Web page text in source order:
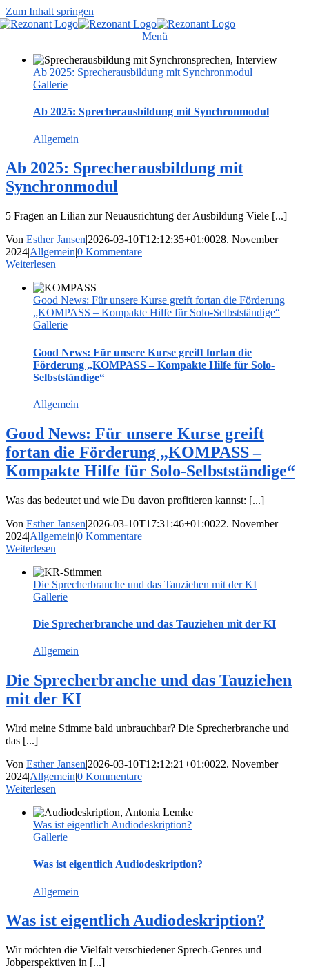
Zum Inhalt springen
Menü
Ab 2025: Sprecherausbildung mit Synchronmodul
Gallerie
Ab 2025: Sprecherausbildung mit Synchronmodul
Allgemein
Ab 2025: Sprecherausbildung mit
Synchronmodul
5 Fragen an Lilian zur Neuausrichtung der Ausbildung Viele [...]
Von Esther Jansen|2026-03-10T12:12:35+01:0028. November
2024|Allgemein|0 Kommentare
Weiterlesen
Good News: Für unsere Kurse greift fortan die Förderung
„KOMPASS – Kompakte Hilfe für Solo-Selbstständige“
Gallerie
Good News: Für unsere Kurse greift fortan die
Förderung „KOMPASS – Kompakte Hilfe für Solo-
Selbstständige“
Allgemein
Good News: Für unsere Kurse greift
fortan die Förderung „KOMPASS –
Kompakte Hilfe für Solo-Selbstständige“
Was das bedeutet und wie Du davon profitieren kannst: [...]
Von Esther Jansen|2026-03-10T17:31:46+01:0022. November
2024|Allgemein|0 Kommentare
Weiterlesen
Die Sprecherbranche und das Tauziehen mit der KI
Gallerie
Die Sprecherbranche und das Tauziehen mit der KI
Allgemein
Die Sprecherbranche und das Tauziehen
mit der KI
Wird meine Stimme bald unbrauchbar? Die Sprecherbranche und
das [...]
Von Esther Jansen|2026-03-10T12:12:21+01:0022. November
2024|Allgemein|0 Kommentare
Weiterlesen
Was ist eigentlich Audiodeskription?
Gallerie
Was ist eigentlich Audiodeskription?
Allgemein
Was ist eigentlich Audiodeskription?
Wir möchten die Vielfalt verschiedener Sprech-Genres und
Jobperspektiven in [...]